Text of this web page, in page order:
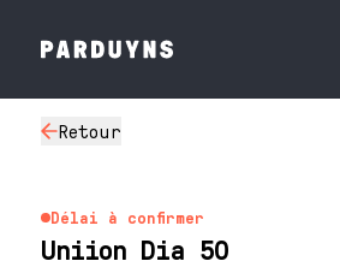
Retour
Délai à confirmer
Uniion Dia 50